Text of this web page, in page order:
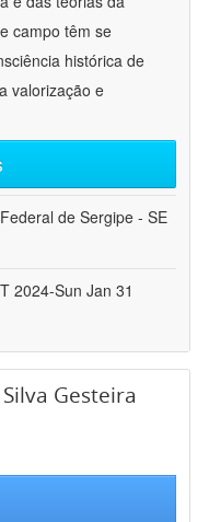
campo têm se
histórica de
valorização e
de Sergipe - SE
2024-Sun Jan 31
Gesteira